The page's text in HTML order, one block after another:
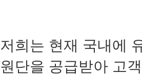
저희는 현재 국내에
원단을 공급받아 고